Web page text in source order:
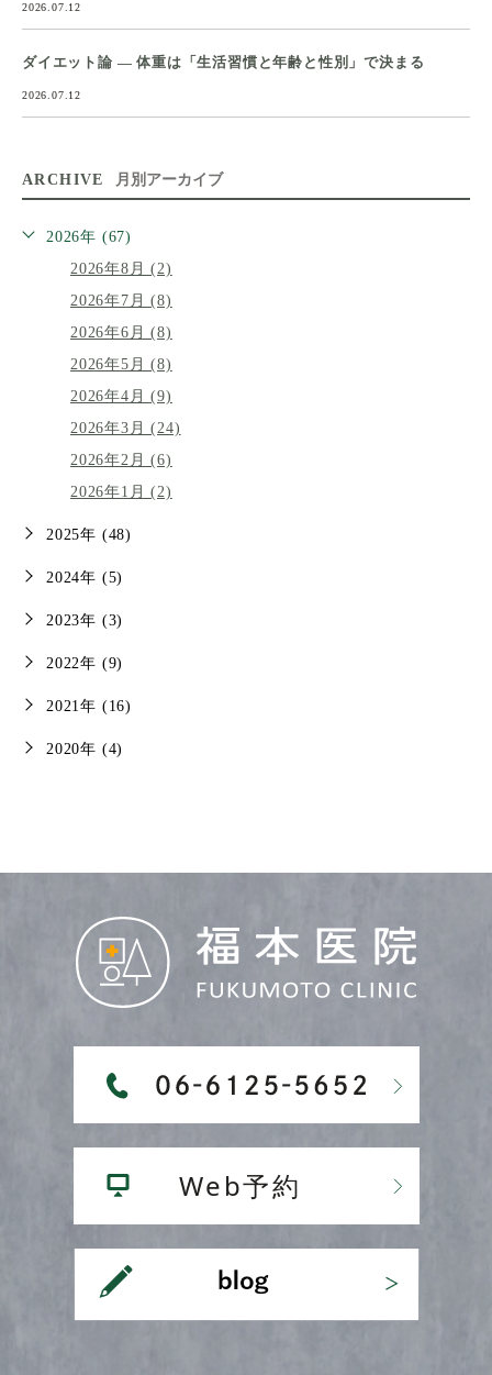
2026.07.12
ダイエット論 ― 体重は「生活習慣と年齢と性別」で決まる
2026.07.12
ARCHIVE 月別アーカイブ
2026年 (67)
2026年8月 (2)
2026年7月 (8)
2026年6月 (8)
2026年5月 (8)
2026年4月 (9)
2026年3月 (24)
2026年2月 (6)
2026年1月 (2)
2025年 (48)
2024年 (5)
2023年 (3)
2022年 (9)
2021年 (16)
2020年 (4)